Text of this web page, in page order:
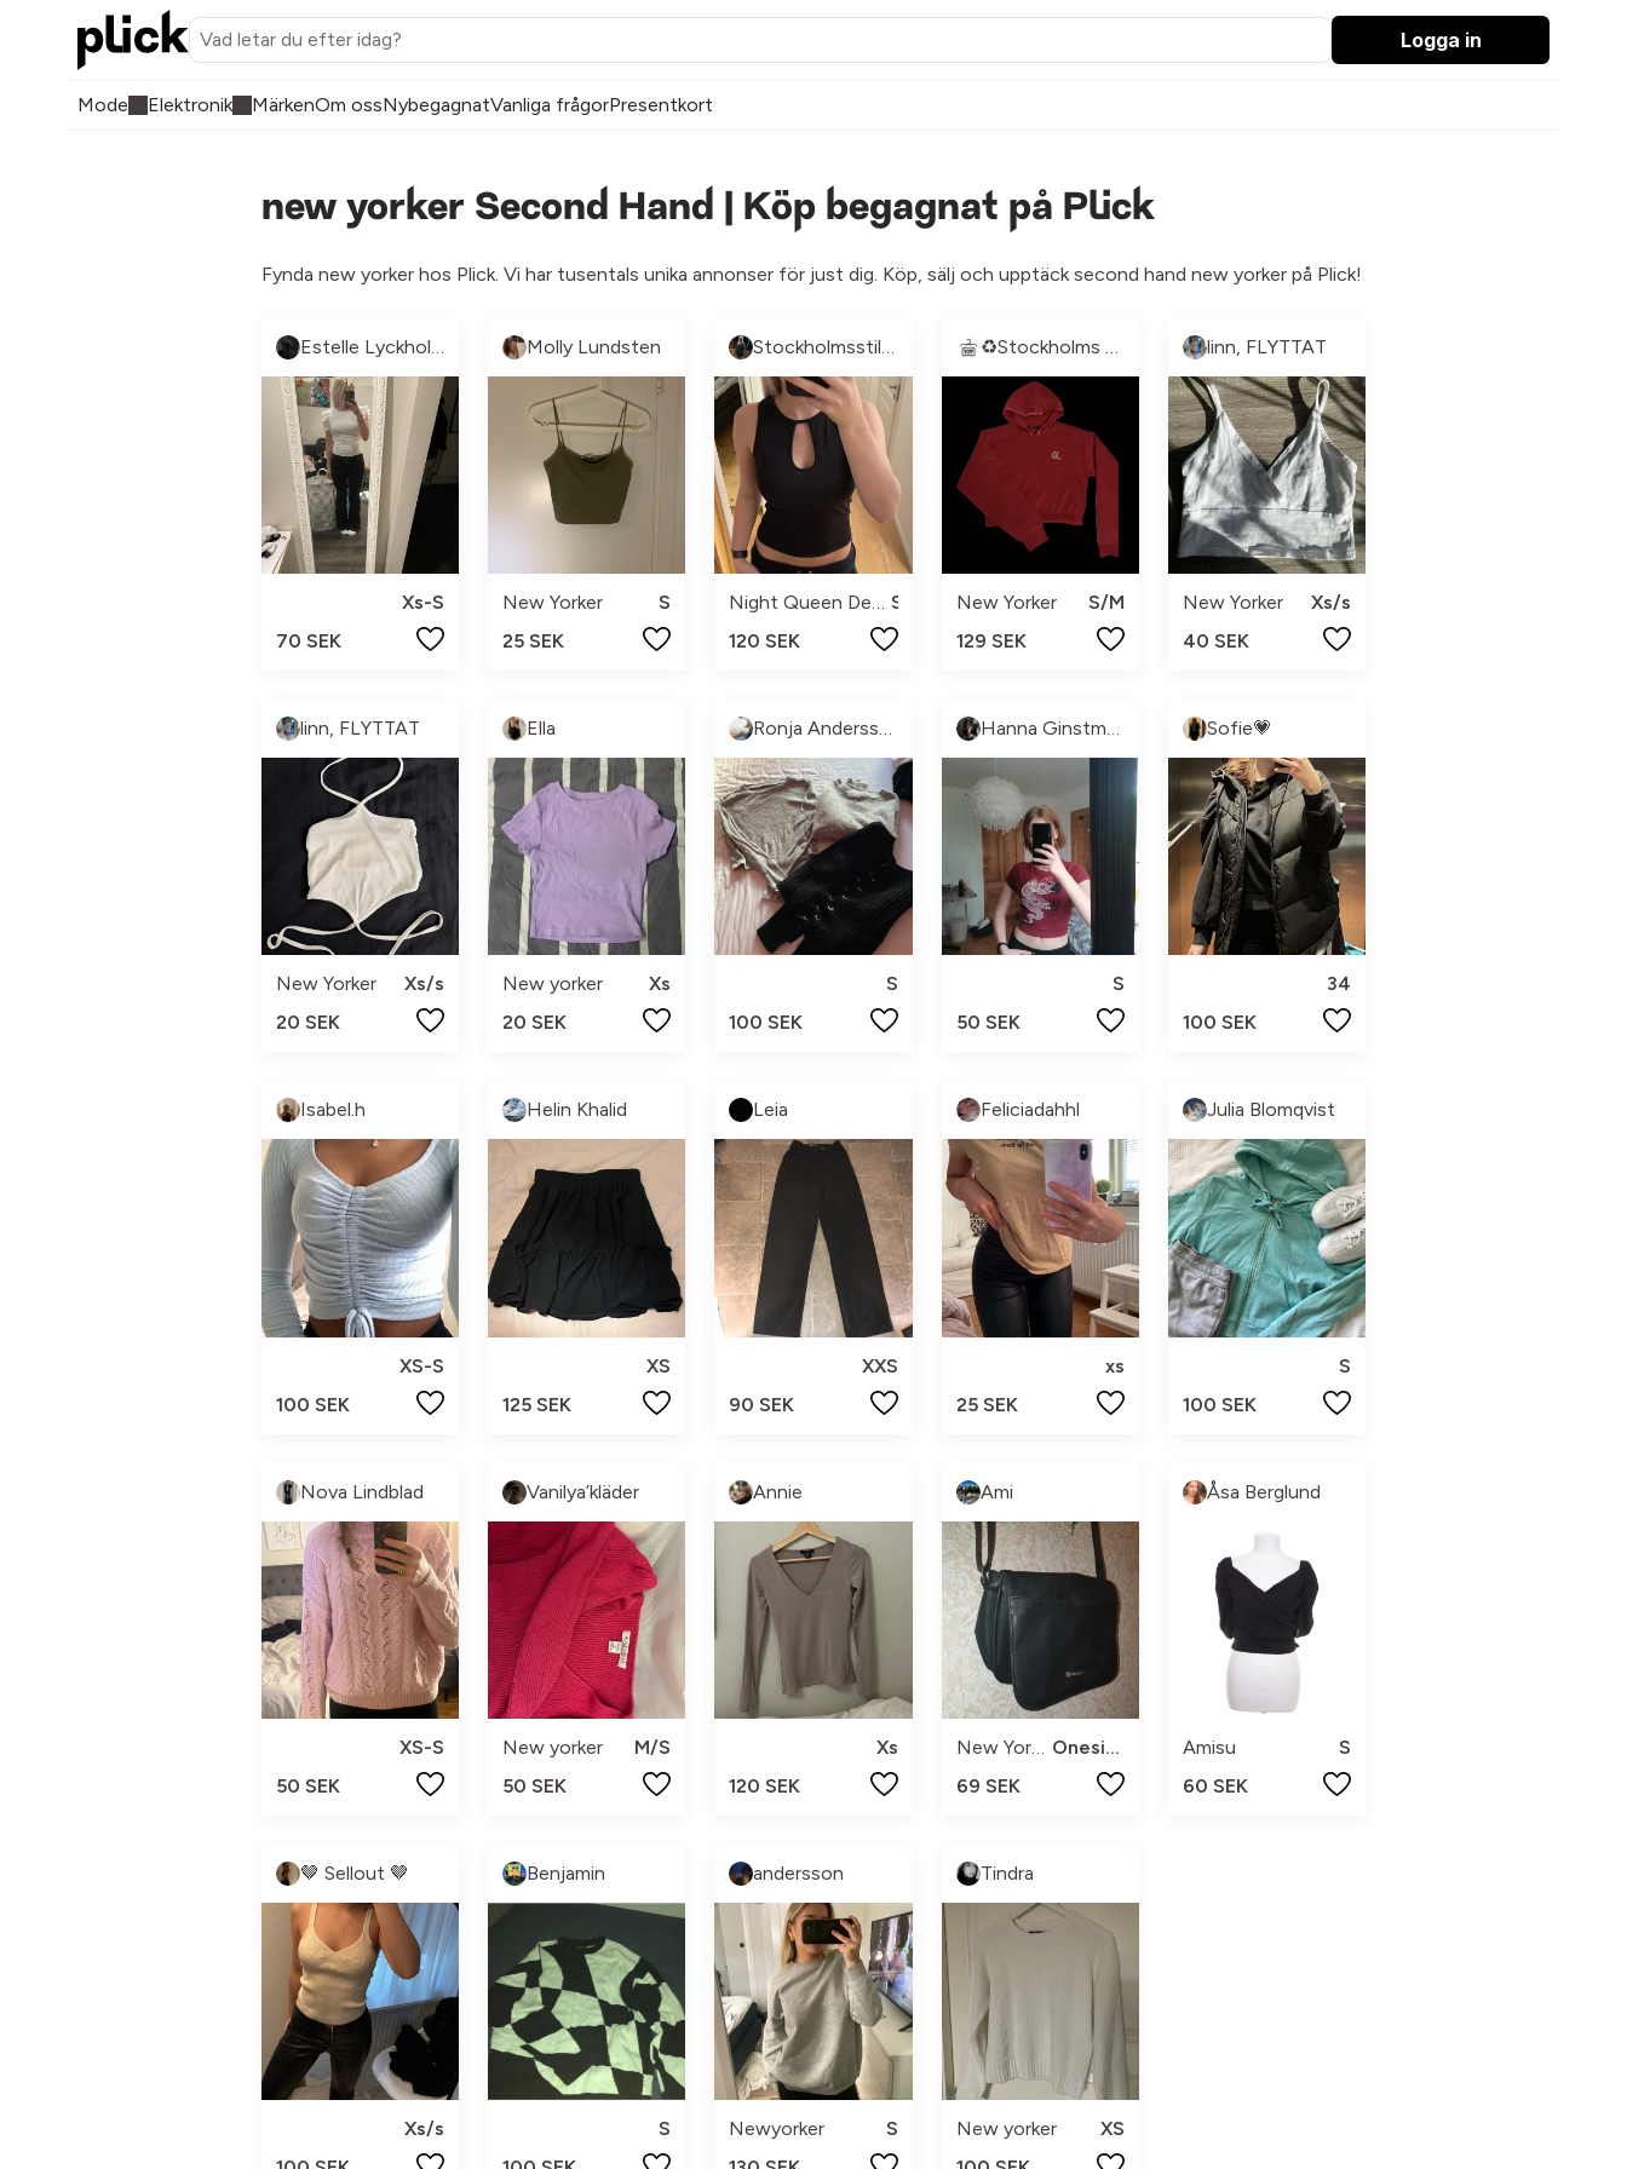
Logga in
Mode Elektronik MärkenOm ossNybegagnatVanliga frågorPresentkort
new yorker Second Hand | Köp begagnat på Plick
Fynda new yorker hos Plick. Vi har tusentals unika annonser för just dig. Köp, sälj och upptäck second hand new yorker på Plick!
Estelle Lyckholm
Xs-S
70 SEK
Molly Lundsten
New Yorker
S
25 SEK
Stockholmsstil pre-loved🩷
Night Queen Design by Josefine
120 SEK
♻️Stockholms Second Hand♻️
New Yorker
S/M
129 SEK
linn, FLYTTAT
New Yorker
Xs/s
40 SEK
linn, FLYTTAT
New Yorker
Xs/s
20 SEK
Ella
New yorker
Xs
20 SEK
Ronja Andersson⚡️
S
100 SEK
Hanna Ginstmark
S
50 SEK
Sofie💗
34
100 SEK
Isabel.h
XS-S
100 SEK
Helin Khalid
XS
125 SEK
Leia
XXS
90 SEK
Feliciadahhl
xs
25 SEK
Julia Blomqvist
S
100 SEK
Nova Lindblad
XS-S
50 SEK
Vanilya’kläder
New yorker
M/S
50 SEK
Annie
Xs
120 SEK
Ami
New Yorker
Onesize
69 SEK
Åsa Berglund
Amisu
S
60 SEK
🤎 Sellout 🤎
Xs/s
Benjamin
S
andersson
Newyorker
S
Tindra
New yorker
XS